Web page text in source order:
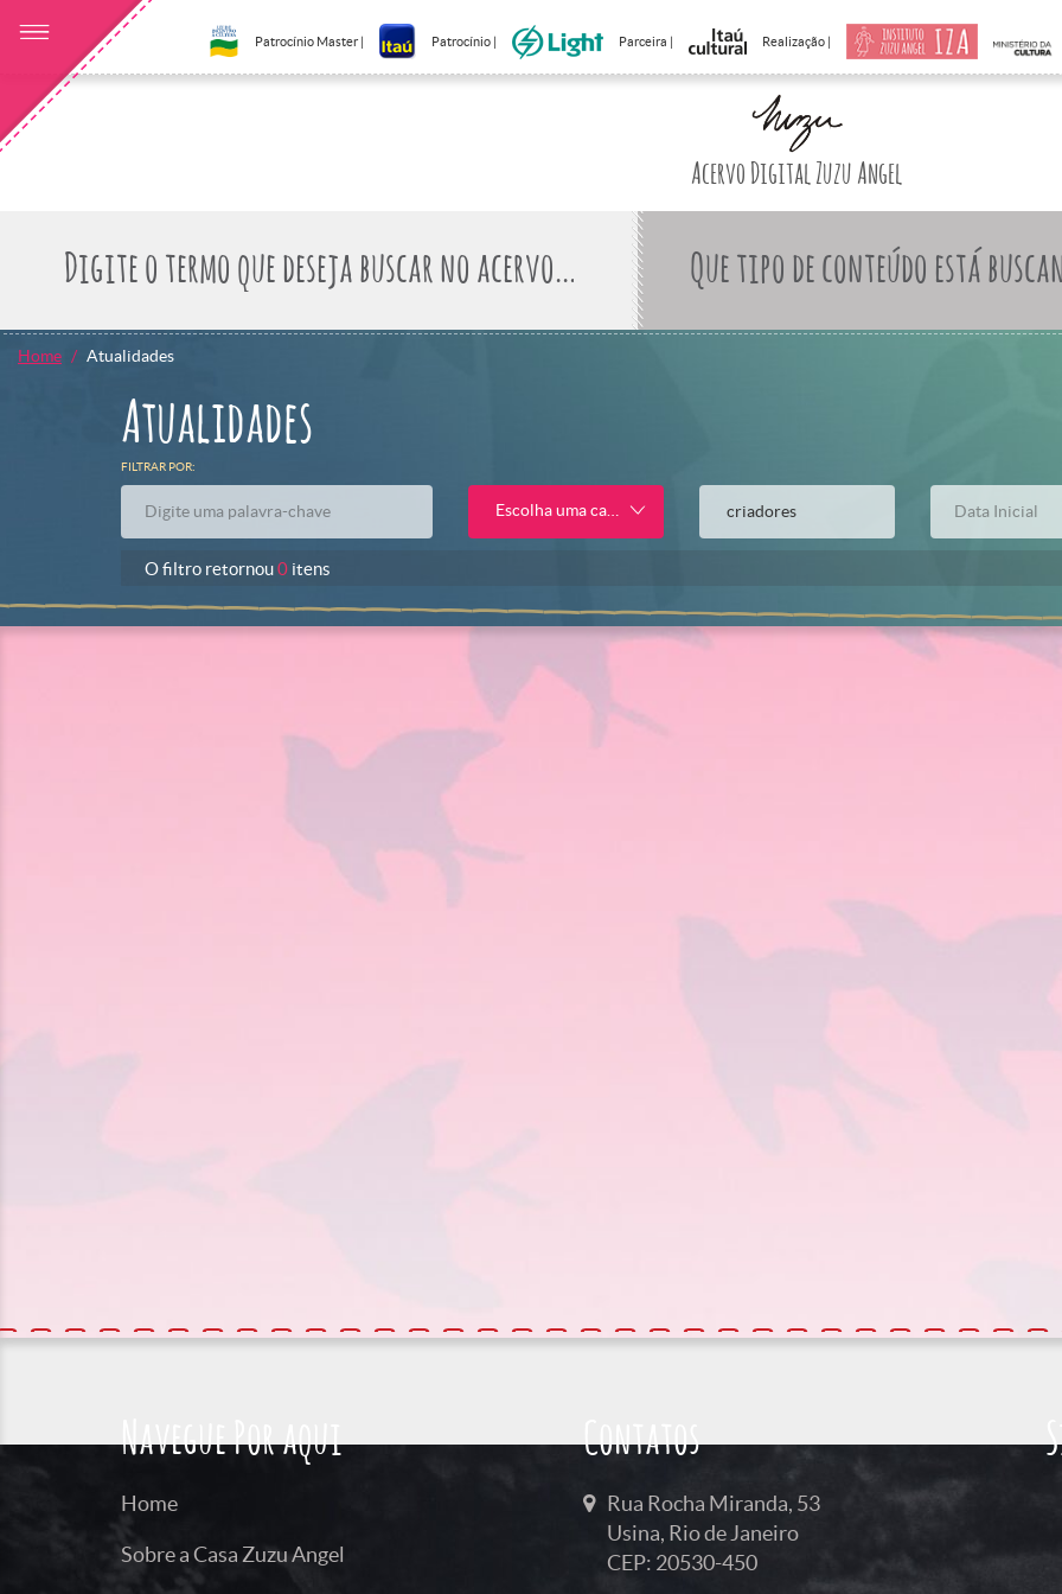
Patrocínio Master | Patrocínio | Parceira | Realização |
Acervo Digital Zuzu Angel
Que tipo de conteúdo está
Home Atualidades
Atualidades
FILTRAR POR:
Escolha uma categoria
O filtro retornou0 itens
Navegue Por aqui
Home
Sobre a Casa Zuzu Angel
Contatos
Rua Rocha Miranda, 53
Usina, Rio de Janeiro
CEP: 20530-450